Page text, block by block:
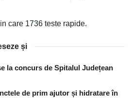
care 1736 teste rapide.
și
la concurs de Spitalul Județean
de prim ajutor și hidratare în